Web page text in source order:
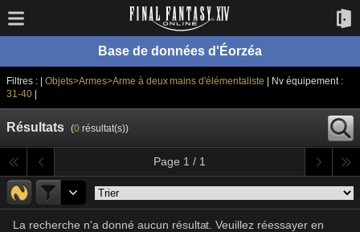
Base de données d'Éorzéa
Filtres : | Objets>Armes>Arme à deux mains d'élémentaliste
| Nv équipement :
31-40|
Résultats (0résultat(s))
Page 1 / 1
La recherche n'a donné aucun résultat. Veuillez réessayer en